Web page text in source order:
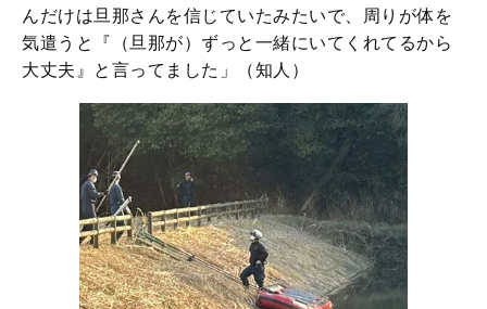
んだけは旦那さんを信じていたみたいで、周りが体を
気遣うと『（旦那が）ずっと一緒にいてくれてるから
大丈夫』と言ってました」（知人）